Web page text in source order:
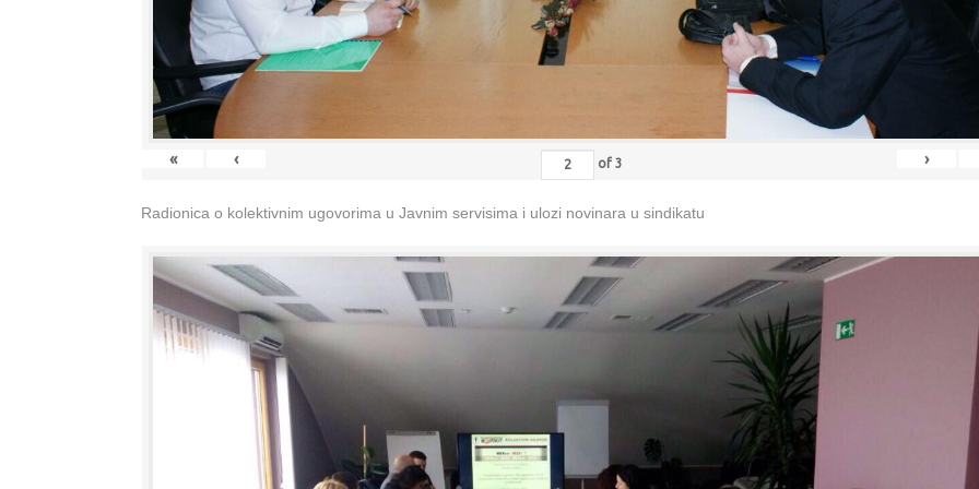
« ‹ of 3 ›
Radionica o kolektivnim ugovorima u Javnim servisima i ulozi novinara u sindikatu